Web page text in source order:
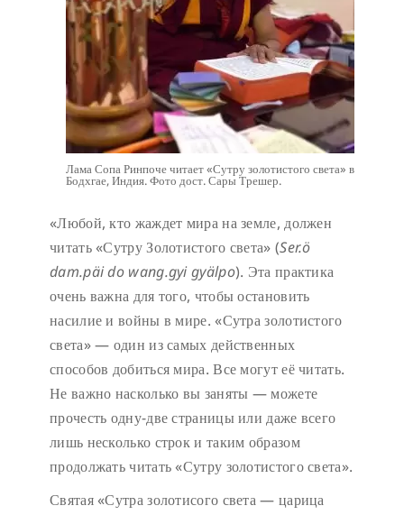
Лама Сопа Ринпоче читает «Сутру золотистого света» в
Бодхгае, Индия. Фото дост. Сары Трешер.
«Любой, кто жаждет мира на земле, должен
читать «Сутру Золотистого света» (Ser.ö
dam.päi do wang.gyi gyälpo). Эта практика
очень важна для того, чтобы остановить
насилие и войны в мире. «Сутра золотистого
света» — один из самых действенных
способов добиться мира. Все могут её читать.
Не важно насколько вы заняты — можете
прочесть одну-две страницы или даже всего
лишь несколько строк и таким образом
продолжать читать «Сутру золотистого света».
Святая «Сутра золотисого света — царица